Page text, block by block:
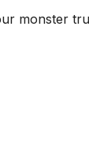
monster